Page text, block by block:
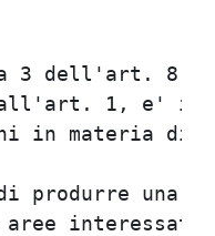
3
2)
in
di
aree